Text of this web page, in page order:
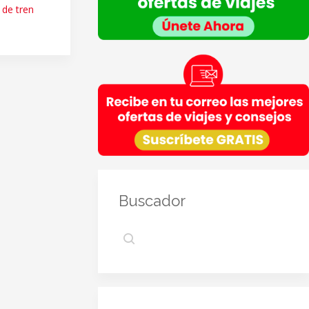
tren
Empresas del grupo CEA.
Información adicional: En laPolítica de Privacidad
VIAJESCEA encontrarás información adicional sobre la
parte de VIAJESCEA, incluida información sobre acceso,
conservación, rectificación, eliminación, seguridad y
otros temas.
Buscador